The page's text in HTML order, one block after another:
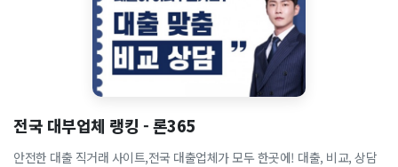
전국 대부업체 랭킹 - 론365
안전한 대출 직거래 사이트,전국 대출업체가 모두 한곳에! 대출, 비교, 상담